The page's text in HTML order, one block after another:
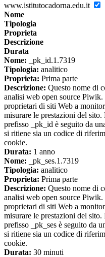
www.istitutocadorna.edu.it
Nome
Tipologia
Proprieta
Descrizione
Durata
Nome: _pk_id.1.7319
Tipologia: analitico
Proprieta: Prima parte
Descrizione: Questo nome di
analisi web open source
proprietari di siti Web a
misurare le prestazioni del
prefisso _pk_id è seguito da
si ritiene sia un codice di
cookie.
Durata: 1 anno
Nome: _pk_ses.1.7319
Tipologia: analitico
Proprieta: Prima parte
Descrizione: Questo nome di
analisi web open source
proprietari di siti Web a
misurare le prestazioni del
prefisso _pk_ses è seguito da
si ritiene sia un codice di
cookie.
Durata: 30 minuti